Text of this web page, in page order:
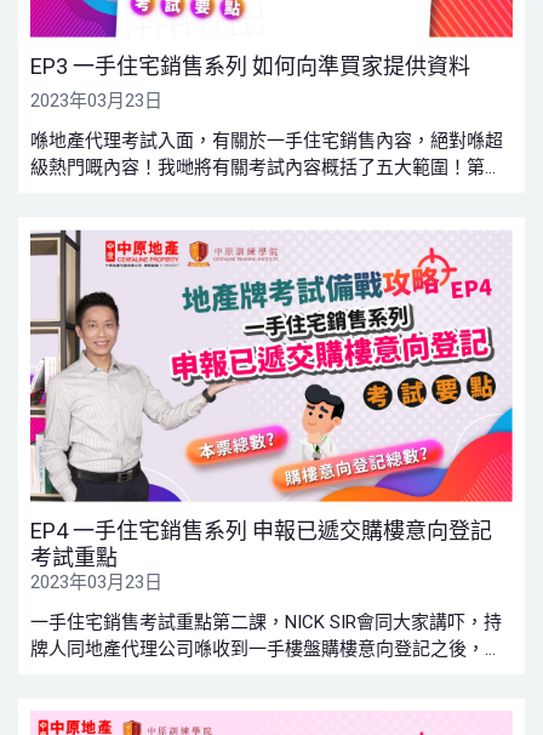
EP3 一手住宅銷售系列 如何向準買家提供資料
2023年03月23日
喺地產代理考試入面，有關於一手住宅銷售內容，絕對喺超
級熱門嘅內容！我哋將有關考試內容概括了五大範圍！第一
EP4 一手住宅銷售系列 申報已遞交購樓意向登記
考試重點
2023年03月23日
一手住宅銷售考試重點第二課，NICK SIR會同大家講吓，持
牌人同地產代理公司喺收到一手樓盤購樓意向登記之後，應
上堂啦！